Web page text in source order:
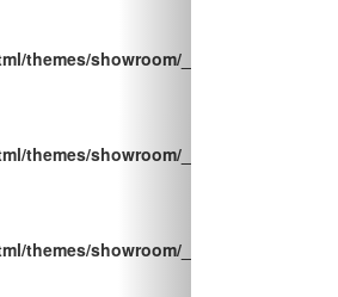
themes/showroom/_pages/produto.php
themes/showroom/_pages/produto.php
themes/showroom/_pages/produto.php